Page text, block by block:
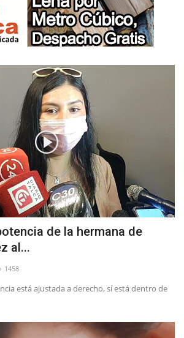
de la hermana de
al...
1458
está ajustada a derecho, sí está dentro de